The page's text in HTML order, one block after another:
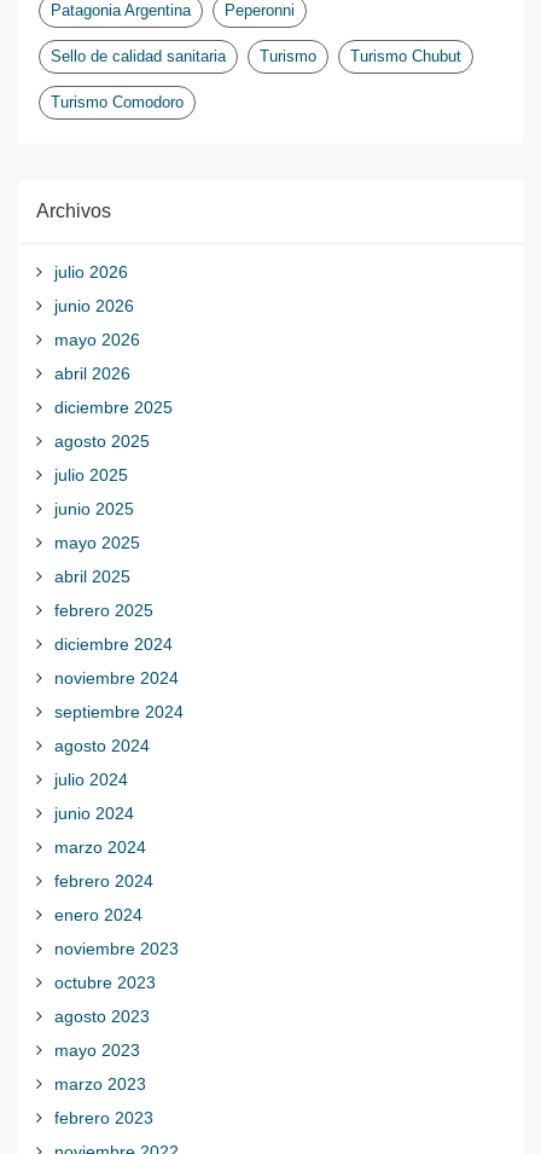
Patagonia Argentina Peperonni
Sello de calidad sanitaria Turismo Turismo Chubut
Turismo Comodoro
Archivos
julio 2026
junio 2026
mayo 2026
abril 2026
diciembre 2025
agosto 2025
julio 2025
junio 2025
mayo 2025
abril 2025
febrero 2025
diciembre 2024
noviembre 2024
septiembre 2024
agosto 2024
julio 2024
junio 2024
marzo 2024
febrero 2024
enero 2024
noviembre 2023
octubre 2023
agosto 2023
mayo 2023
marzo 2023
febrero 2023